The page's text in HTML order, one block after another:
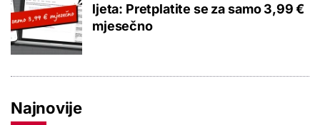
ljeta: Pretplatite se za samo 3,99 €
mjesečno
Najnovije